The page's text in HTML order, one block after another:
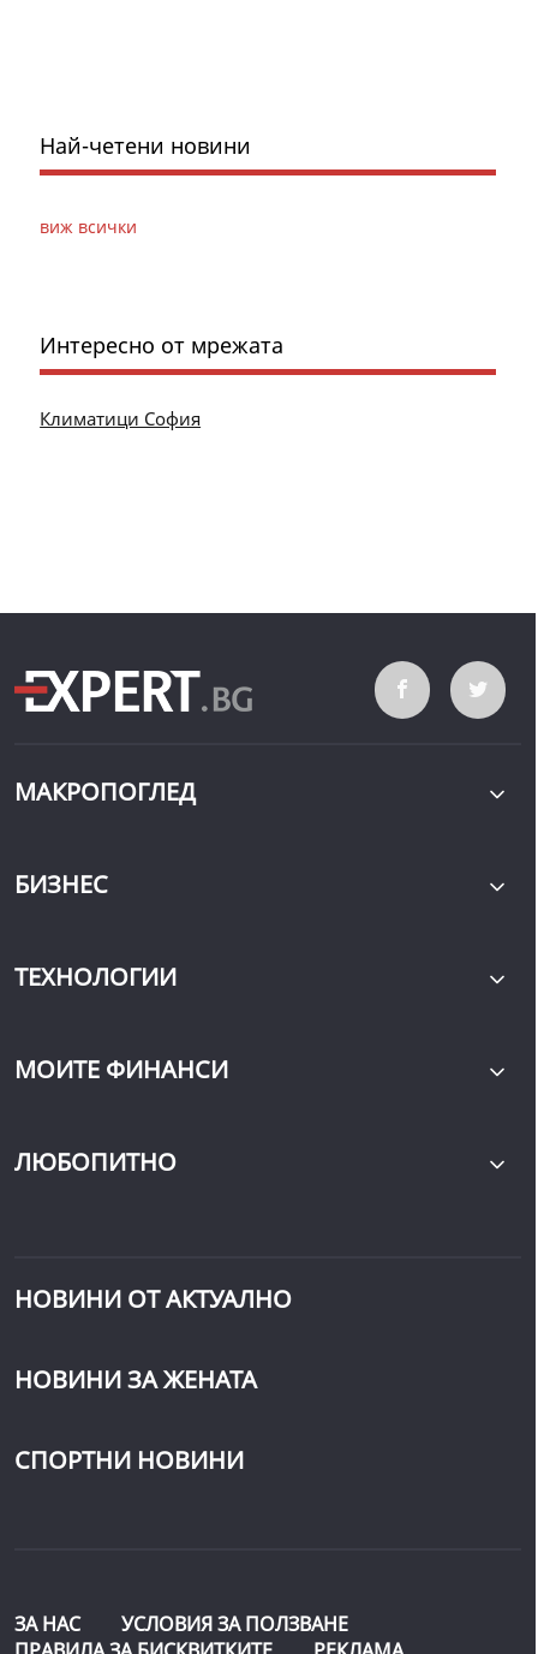
Най-четени новини
виж всички
Интересно от мрежата
Климатици София
МАКРОПОГЛЕД
БИЗНЕС
ТЕХНОЛОГИИ
МОИТЕ ФИНАНСИ
ЛЮБОПИТНО
НОВИНИ ОТ АКТУАЛНО
НОВИНИ ЗА ЖЕНАТА
СПОРТНИ НОВИНИ
ЗА НАС
УСЛОВИЯ ЗА ПОЛЗВАНЕ